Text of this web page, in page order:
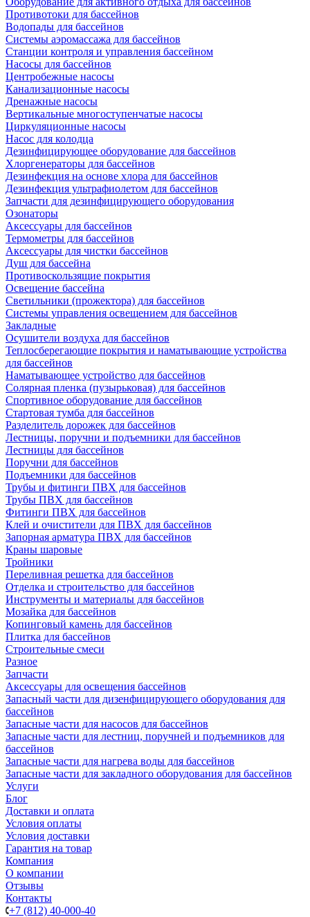
Противотоки для бассейнов
Водопады для бассейнов
Системы аэромассажа для бассейнов
Станции контроля и управления бассейном
Насосы для бассейнов
Центробежные насосы
Канализационные насосы
Дренажные насосы
Вертикальные многоступенчатые насосы
Циркуляционные насосы
Насос для колодца
Дезинфицирующее оборудование для бассейнов
Хлоргенераторы для бассейнов
Дезинфекция на основе хлора для бассейнов
Дезинфекция ультрафиолетом для бассейнов
Запчасти для дезинфицирующего оборудования
Озонаторы
Аксессуары для бассейнов
Термометры для бассейнов
Аксессуары для чистки бассейнов
Душ для бассейна
Противоскользящие покрытия
Освещение бассейна
Светильники (прожектора) для бассейнов
Системы управления освещением для бассейнов
Закладные
Осушители воздуха для бассейнов
Теплосберегающие покрытия и наматывающие устройства
для бассейнов
Наматывающее устройство для бассейнов
Солярная пленка (пузырьковая) для бассейнов
Спортивное оборудование для бассейнов
Стартовая тумба для бассейнов
Разделитель дорожек для бассейнов
Лестницы, поручни и подъемники для бассейнов
Лестницы для бассейнов
Поручни для бассейнов
Подъемники для бассейнов
Трубы и фитинги ПВХ для бассейнов
Трубы ПВХ для бассейнов
Фитинги ПВХ для бассейнов
Клей и очистители для ПВХ для бассейнов
Запорная арматура ПВХ для бассейнов
Краны шаровые
Тройники
Переливная решетка для бассейнов
Отделка и строительство для бассейнов
Инструменты и материалы для бассейнов
Мозайка для бассейнов
Копинговый камень для бассейнов
Плитка для бассейнов
Строительные смеси
Разное
Запчасти
Аксессуары для освещения бассейнов
Запасный части для дизенфицирующего оборудования для
бассейнов
Запасные части для насосов для бассейнов
Запасные части для лестниц, поручней и подъемников для
бассейнов
Запасные части для нагрева воды для бассейнов
Запасные части для закладного оборудования для бассейнов
Услуги
Блог
Доставки и оплата
Условия оплаты
Условия доставки
Гарантия на товар
Компания
О компании
Отзывы
Контакты
+7 (812) 40-000-40